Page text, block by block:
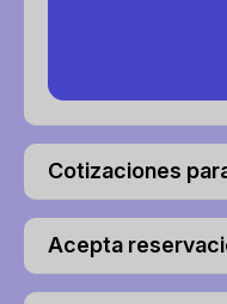
Cotizaciones
Acepta